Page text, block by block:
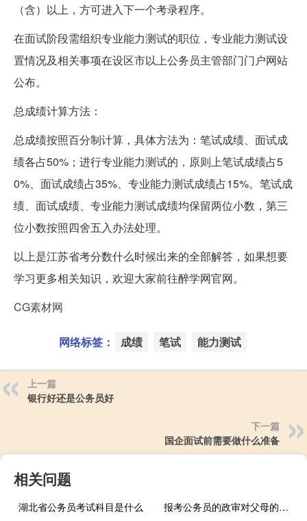
（含）以上，方可进入下一个考录程序。
在面试阶段需组织专业能力测试的职位，专业能力测试设
置情况及相关事项在设区市以上公务员主管部门门户网站
公布。
总成绩计算方法：
总成绩按照百分制计算，具体方法为：笔试成绩、面试成
绩各占50%；进行专业能力测试的，原则上笔试成绩占5
0%、面试成绩占35%、专业能力测试成绩占15%。笔试成
绩、面试成绩、专业能力测试成绩均保留两位小数，第三
位小数按照四舍五入办法处理。
以上是江苏省考分数什么时候出来的全部解答，如果想要
学习更多相关知识，欢迎大家前往醉学网官网。
CG素材网
网络标签： 成绩 笔试 能力测试
上一篇
银行好还是公务员好
下一篇
国企面试前需要做什么准备
相关问题
湖北省公务员考试科目是什么
报考公务员的政审对父母的要求有哪些